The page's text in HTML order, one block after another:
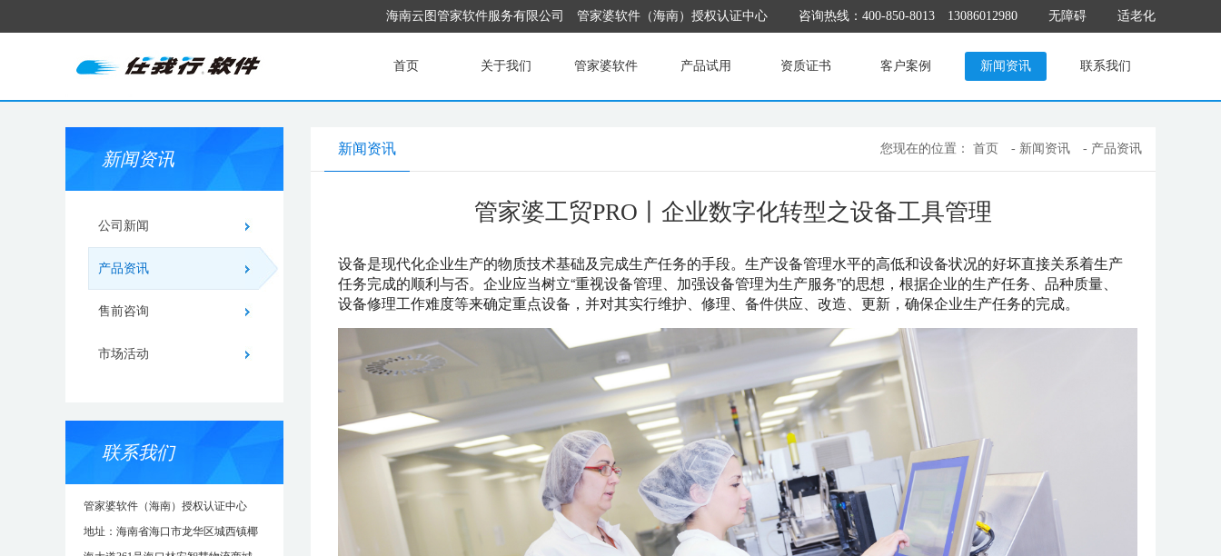
海南云图管家软件服务有限公司 管家婆软件（海南）授权认证中心 咨询热线：400-850-8013 13086012980 无障碍 适老化
首页 关于我们 管家婆软件 产品试用 资质证书 客户案例 新闻资讯 联系我们
新闻资讯
公司新闻
产品资讯
售前咨询
市场活动
联系我们
管家婆软件（海南）授权认证中心
地址：海南省海口市龙华区城西镇椰
新闻资讯 您现在的位置： 首页 - 新闻资讯 - 产品资讯
管家婆工贸PRO丨企业数字化转型之设备工具管理
设备是现代化企业生产的物质技术基础及完成生产任务的手段。生产设备管理水平的高低和设备状况的好坏直接关系着生产
任务完成的顺利与否。企业应当树立“重视设备管理、加强设备管理为生产服务”的思想，根据企业的生产任务、品种质量、
设备修理工作难度等来确定重点设备，并对其实行维护、修理、备件供应、改造、更新，确保企业生产任务的完成。